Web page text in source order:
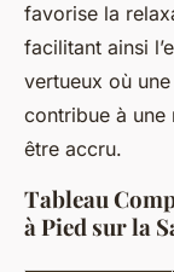
favorise la
facilitant ainsi
vertueux où
contribue à une
être accru.
Tableau
à Pied sur la